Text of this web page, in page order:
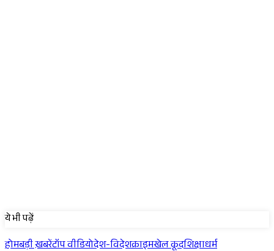
ये भी पढ़ें
होमबड़ी ख़बरेंटॉप वीडियोदेश-विदेशक्राइमखेल कूदशिक्षाधर्म